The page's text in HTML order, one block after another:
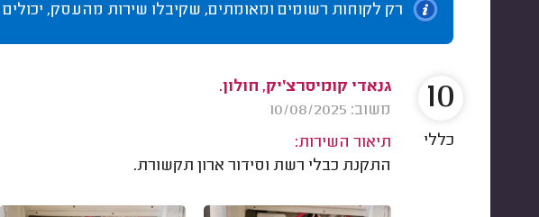
רק לקוחות רשומים ומאומתים, שקיבלו שירות מהעסק,
גנאדי קומיסרצ׳יק, חולון.
משוב: 10/08/2025
תיאור השירות:
התקנת כבלי רשת וסידור ארון תקשורת.
10
כללי